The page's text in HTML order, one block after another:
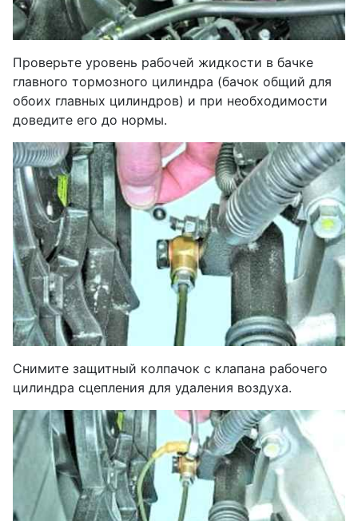
Проверьте уровень рабочей жидкости в бачке
главного тормозного цилиндра (бачок общий для
обоих главных цилиндров) и при необходимости
доведите его до нормы.
Снимите защитный колпачок с клапана рабочего
цилиндра сцепления для удаления воздуха.